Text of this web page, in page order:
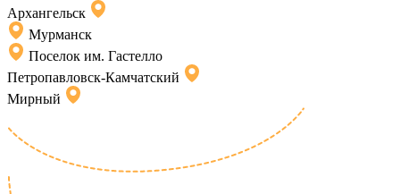
Архангельск
Мурманск
Поселок им. Гастелло
Петропавловск-Камчатский
Мирный